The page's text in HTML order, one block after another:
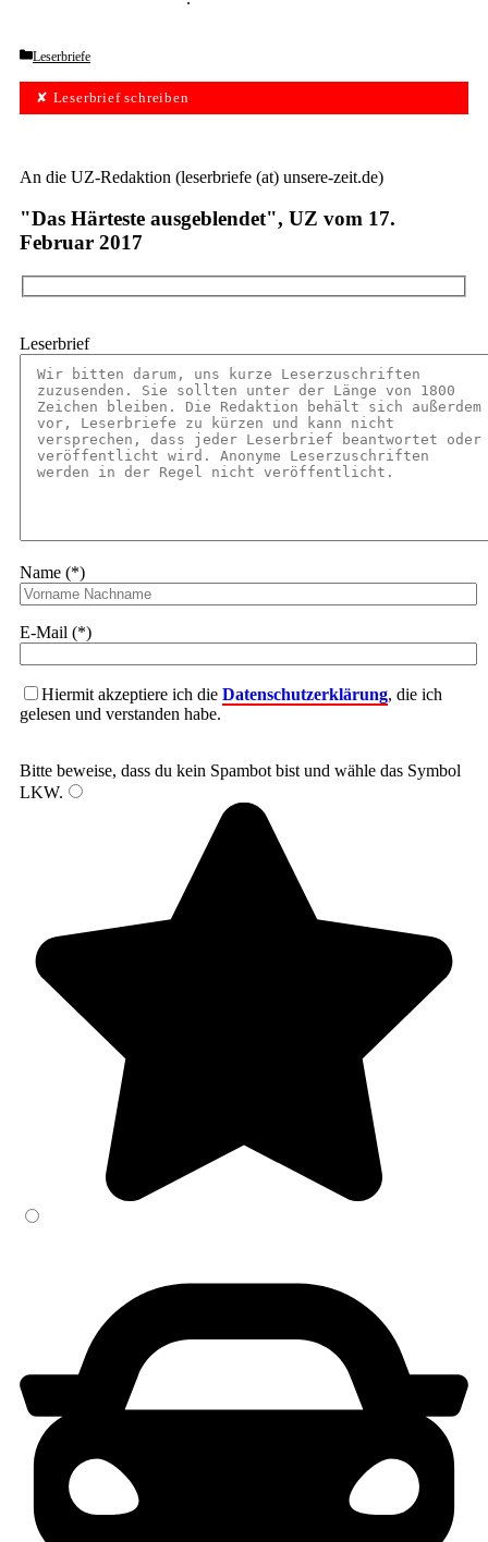
Categories
Leserbriefe
✘ Leserbrief schreiben
An die UZ-Redaktion (leserbriefe (at) unsere-zeit.de)
"Das Härteste ausgeblendet", UZ vom 17.
Februar 2017
Leserbrief
Name (*)
E-Mail (*)
Hiermit akzeptiere ich die Datenschutzerklärung, die ich
gelesen und verstanden habe.
Bitte beweise, dass du kein Spambot bist und wähle das Symbol
LKW.